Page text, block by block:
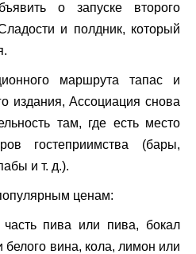
о запуске второго
и полдник, который
маршрута тапас и
издания, Ассоциация снова
там, где есть место
гостеприимства (бары,
и т. д.).
ценам:
пива или пива, бокал
белого вина, кола, лимон или